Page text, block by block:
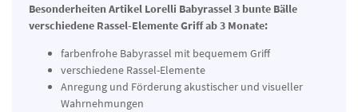
Besonderheiten Artikel Lorelli Babyrassel 3 bunte Bälle
verschiedene Rassel-Elemente Griff ab 3 Monate:
farbenfrohe Babyrassel mit bequemem Griff
verschiedene Rassel-Elemente
Anregung und Förderung akustischer und visueller
Wahrnehmungen